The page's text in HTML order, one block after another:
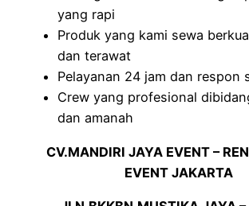
yang rapi
Produk yang kami sewa
dan terawat
Pelayanan 24 jam dan respon
Crew yang profesional
dan amanah
CV.MANDIRI JAYA EVENT –
EVENT JAKARTA